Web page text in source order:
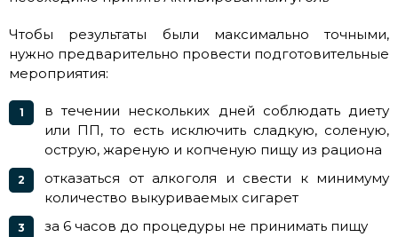
Чтобы результаты были максимально точными,
нужно предварительно провести подготовительные
мероприятия:
в течении нескольких дней соблюдать диету
или ПП, то есть исключить сладкую, соленую,
острую, жареную и копченую пищу из рациона
отказаться от алкоголя и свести к минимуму
количество выкуриваемых сигарет
за 6 часов до процедуры не принимать пищу